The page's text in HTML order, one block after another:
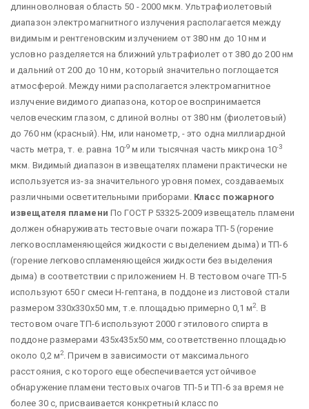
длинноволновая область 50 - 2000 мкм. Ультрафиолетовый
диапазон электромагнитного излучения располагается между
видимым и рентгеновским излучением от 380 нм до 10 нм и
условно разделяется на ближний ультрафиолет от 380 до 200 нм
и дальний от 200 до 10 нм, который значительно поглощается
атмосферой. Между ними располагается электромагнитное
излучение видимого диапазона, которое воспринимается
человеческим глазом, с длиной волны от 380 нм (фиолетовый)
до 760 нм (красный). Нм, или нанометр, - это одна миллиардной
часть метра, т. е. равна 10-9м или тысячная часть микрона 10-3
мкм. Видимый диапазон в извещателях пламени практически не
используется из-за значительного уровня помех, создаваемых
различными осветительными приборами. Класс пожарного
извещателя пламени По ГОСТ Р 53325-2009 извещатель пламени
должен обнаруживать тестовые очаги пожара ТП-5 (горение
легковоспламеняющейся жидкости с выделением дыма) и ТП-6
(горение легковоспламеняющейся жидкости без выделения
дыма) в соответствии с приложением Н. В тестовом очаге ТП-5
используют 650 г смеси Н-гептана, в поддоне из листовой стали
размером 330x330x50 мм, т.е. площадью примерно 0,1 м2. В
тестовом очаге ТП-6 используют 2000 г этилового спирта в
поддоне размерами 435x435x50 мм, соответственно площадью
около 0,2 м2. Причем в зависимости от максимального
расстояния, с которого еще обеспечивается устойчивое
обнаружение пламени тестовых очагов ТП-5 и ТП-6 за время не
более 30 с, присваивается конкретный класс по